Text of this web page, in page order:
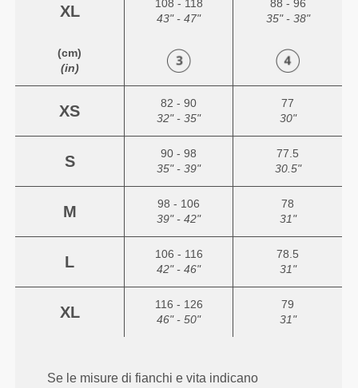
XL
108 - 118
43" - 47"
88 - 96
35" - 38"
(cm)
(in)
XS
82 - 90
32" - 35"
77
30"
S
90 - 98
35" - 39"
77.5
30.5"
M
98 - 106
39" - 42"
78
31"
L
106 - 116
42" - 46"
78.5
31"
XL
116 - 126
46" - 50"
79
31"
Se le misure di fianchi e vita indicano